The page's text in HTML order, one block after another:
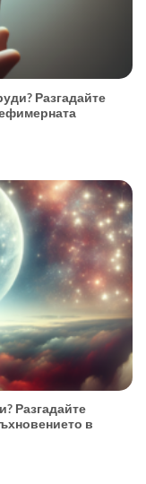
Разгадайте
Разгадайте
в